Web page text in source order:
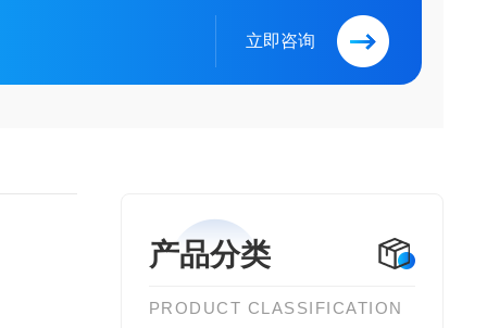
立即咨询
产品分类
PRODUCT CLASSIFICATION